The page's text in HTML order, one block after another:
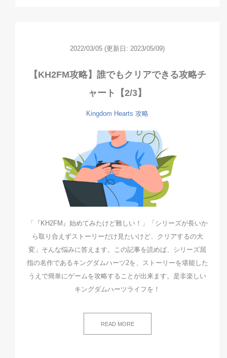
2022/03/05 (更新日: 2023/05/09)
【KH2FM攻略】誰でもクリアできる攻略チ
ャート【2/3】
Kingdom Hearts 攻略
「『KH2FM』始めてみたけど難しい！」「シリーズが長いか
ら取り合えずストーリーだけ見たいけど、クリアするの大
変」そんな悩みに答えます。この記事を読めば、シリーズ屈
指の名作であるキングダムハーツ2を、ストーリーを堪能した
うえで簡単にゲームを攻略することが出来ます。是非楽しい
キングダムハーツライフを！
READ MORE